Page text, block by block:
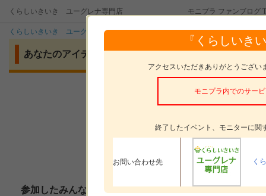
くらしいきいき ユーグレナ専門店 モニプラ ファンブログ
くらしいきいき ユーグレナ専門店 イベント あなたのアイディアお待
『くらしいき
アクセスいただきありがとうござい
モニプラ内でのサー
終了したイベント、モニターに関
お問い合わせ先 く
あなたのアイディアお待ちしてます☆ユーグレナ入りク
モニタープレゼント
ユーグレ
＆ ユー
モニターした感想の
投稿方法
参加したみんなの投稿